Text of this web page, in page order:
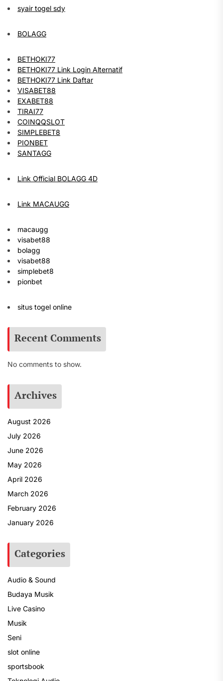
syair togel sdy
BOLAGG
BETHOKI77
BETHOKI77 Link Login Alternatif
BETHOKI77 Link Daftar
VISABET88
EXABET88
TIRAI77
COINQQSLOT
SIMPLEBET8
PIONBET
SANTAGG
Link Official BOLAGG 4D
Link MACAUGG
macaugg
visabet88
bolagg
visabet88
simplebet8
pionbet
situs togel online
Recent Comments
No comments to show.
Archives
August 2026
July 2026
June 2026
May 2026
April 2026
March 2026
February 2026
January 2026
Categories
Audio & Sound
Budaya Musik
Live Casino
Musik
Seni
slot online
sportsbook